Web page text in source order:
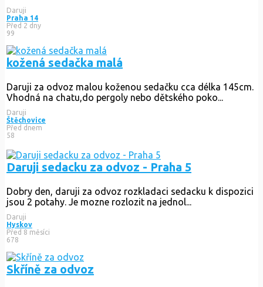
Daruji
Praha 14
Před 2 dny
99
kožená sedačka malá
Daruji za odvoz malou koženou sedačku cca délka 145cm.
Vhodná na chatu,do pergoly nebo dětského poko...
Daruji
Štěchovice
Před dnem
58
Daruji sedacku za odvoz - Praha 5
Dobry den, daruji za odvoz rozkladaci sedacku k dispozici
jsou 2 potahy. Je mozne rozlozit na jednol...
Daruji
Hyskov
Před 8 měsíci
678
Skříně za odvoz